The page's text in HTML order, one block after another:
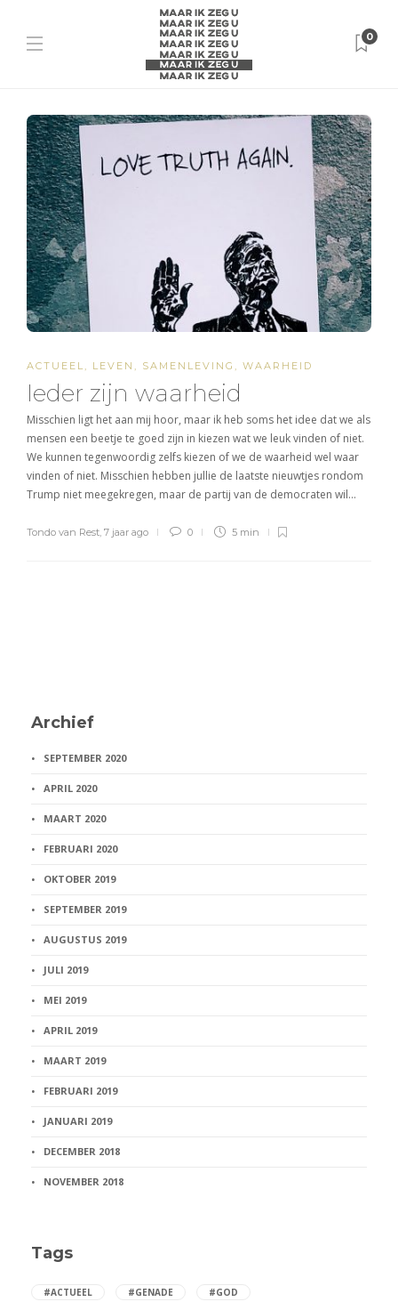
0
ACTUEEL, LEVEN , SAMENLEVING , WAARHEID
Ieder zijn waarheid
Misschien ligt het aan mij hoor, maar ik heb soms het idee dat we als
mensen een beetje te goed zijn in kiezen wat we leuk vinden of niet.
We kunnen tegenwoordig zelfs kiezen of we de waarheid wel waar
vinden of niet. Misschien hebben jullie de laatste nieuwtjes rondom
Trump niet meegekregen, maar de partij van de democraten wil…
Tondo van Rest, 7 jaar ago 0 5 min
Archief
SEPTEMBER 2020
APRIL 2020
MAART 2020
FEBRUARI 2020
OKTOBER 2019
SEPTEMBER 2019
AUGUSTUS 2019
JULI 2019
MEI 2019
APRIL 2019
MAART 2019
FEBRUARI 2019
JANUARI 2019
DECEMBER 2018
NOVEMBER 2018
Tags
#ACTUEEL #GENADE #GOD